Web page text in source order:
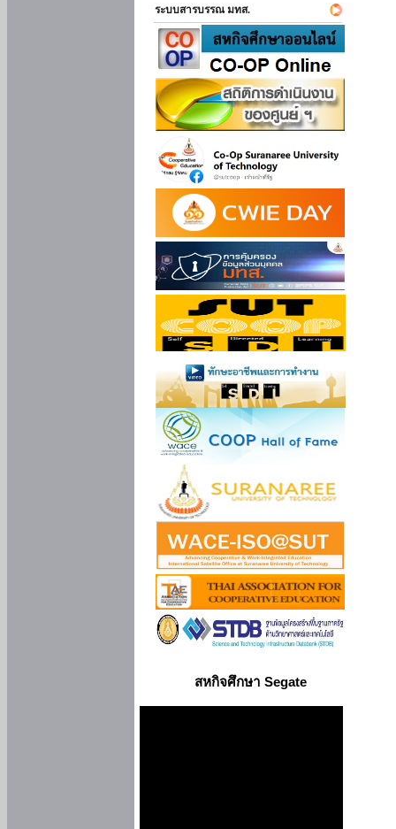
ระบบสารบรรณ มทส.
สหกิจศึกษา Segate